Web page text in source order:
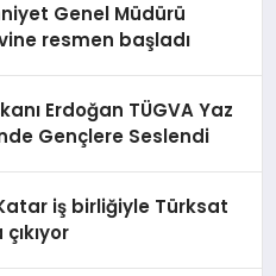
Genel Müdürü
resmen başladı
Erdoğan TÜGVA Yaz
Gençlere Seslendi
iş birliğiyle Türksat